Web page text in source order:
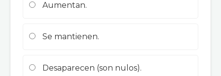
Aumentan.
Se mantienen.
Desaparecen (son nulos).